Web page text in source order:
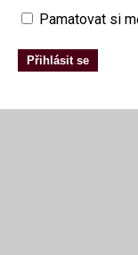
Pamatovat si